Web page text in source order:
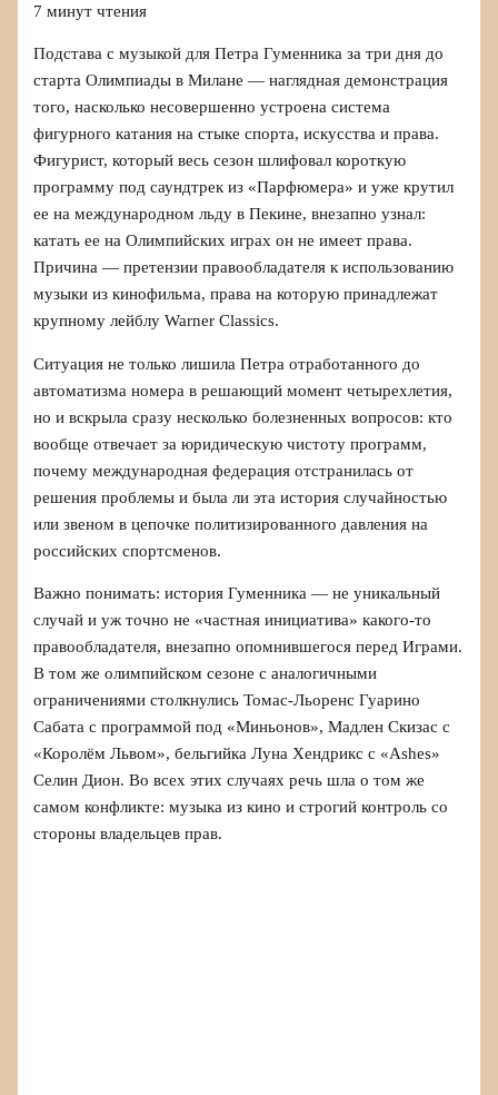
7 минут чтения
Подстава с музыкой для Петра Гуменника за три дня до
старта Олимпиады в Милане — наглядная демонстрация
того, насколько несовершенно устроена система
фигурного катания на стыке спорта, искусства и права.
Фигурист, который весь сезон шлифовал короткую
программу под саундтрек из «Парфюмера» и уже крутил
ее на международном льду в Пекине, внезапно узнал:
катать ее на Олимпийских играх он не имеет права.
Причина — претензии правообладателя к использованию
музыки из кинофильма, права на которую принадлежат
крупному лейблу Warner Classics.
Ситуация не только лишила Петра отработанного до
автоматизма номера в решающий момент четырехлетия,
но и вскрыла сразу несколько болезненных вопросов: кто
вообще отвечает за юридическую чистоту программ,
почему международная федерация отстранилась от
решения проблемы и была ли эта история случайностью
или звеном в цепочке политизированного давления на
российских спортсменов.
Важно понимать: история Гуменника — не уникальный
случай и уж точно не «частная инициатива» какого-то
правообладателя, внезапно опомнившегося перед Играми.
В том же олимпийском сезоне с аналогичными
ограничениями столкнулись Томас-Льоренс Гуарино
Сабата с программой под «Миньонов», Мадлен Скизас с
«Королём Львом», бельгийка Луна Хендрикс с «Ashes»
Селин Дион. Во всех этих случаях речь шла о том же
самом конфликте: музыка из кино и строгий контроль со
стороны владельцев прав.